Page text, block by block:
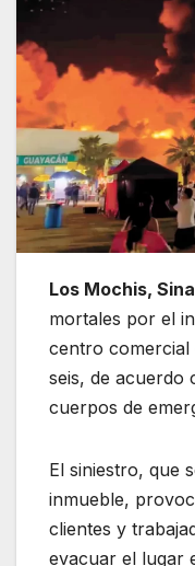
Los Mochis,
mortales por el
centro comercial
seis, de acuerdo
cuerpos de
El siniestro, que
inmueble,
clientes y
evacuar el lugar